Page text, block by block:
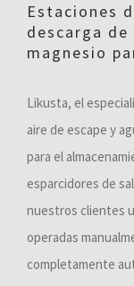
Estaciones
descarga
magnesio
Likusta, el
aire de escape y
para el
esparcidores de
nuestros clientes
operadas
completamente